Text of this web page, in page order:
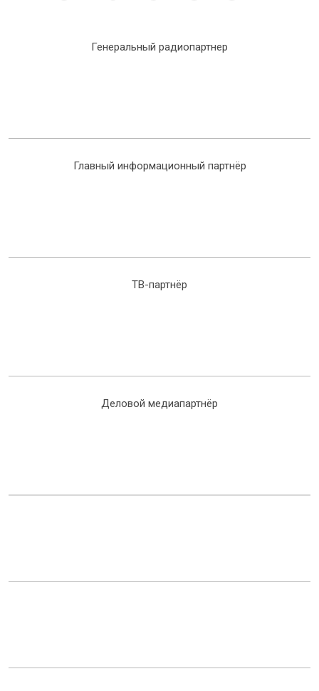
Генеральный радиопартнер
Главный информационный партнёр
ТВ-партнёр
Деловой медиапартнёр